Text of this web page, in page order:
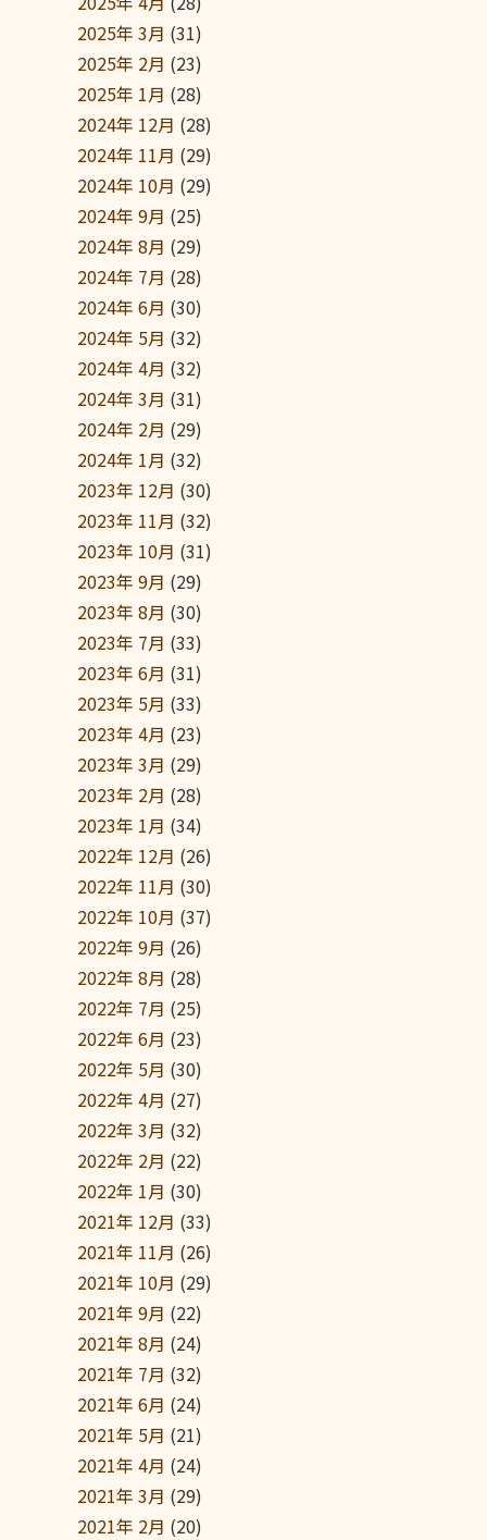
2025年 3月 (31)
2025年 2月 (23)
2025年 1月 (28)
2024年 12月 (28)
2024年 11月 (29)
2024年 10月 (29)
2024年 9月 (25)
2024年 8月 (29)
2024年 7月 (28)
2024年 6月 (30)
2024年 5月 (32)
2024年 4月 (32)
2024年 3月 (31)
2024年 2月 (29)
2024年 1月 (32)
2023年 12月 (30)
2023年 11月 (32)
2023年 10月 (31)
2023年 9月 (29)
2023年 8月 (30)
2023年 7月 (33)
2023年 6月 (31)
2023年 5月 (33)
2023年 4月 (23)
2023年 3月 (29)
2023年 2月 (28)
2023年 1月 (34)
2022年 12月 (26)
2022年 11月 (30)
2022年 10月 (37)
2022年 9月 (26)
2022年 8月 (28)
2022年 7月 (25)
2022年 6月 (23)
2022年 5月 (30)
2022年 4月 (27)
2022年 3月 (32)
2022年 2月 (22)
2022年 1月 (30)
2021年 12月 (33)
2021年 11月 (26)
2021年 10月 (29)
2021年 9月 (22)
2021年 8月 (24)
2021年 7月 (32)
2021年 6月 (24)
2021年 5月 (21)
2021年 4月 (24)
2021年 3月 (29)
2021年 2月 (20)